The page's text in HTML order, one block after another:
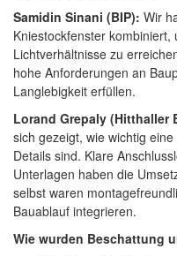
Samidin Sinani (BIP): Wir
Kniestockfenster
Lichtverhältnisse zu
hohe Anforderungen an
Langlebigkeit erfüllen.
Lorand Grepaly (Hitthaller
sich gezeigt, wie wichtig
Details sind. Klare
Unterlagen haben die
selbst waren
Bauablauf integrieren.
Wie wurden Beschattung